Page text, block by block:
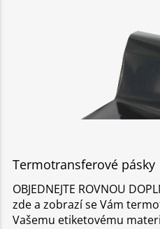
Termotransferové pásky
OBJEDNEJTE ROVNOU
zde a zobrazí se Vám
Vašemu etiketovému